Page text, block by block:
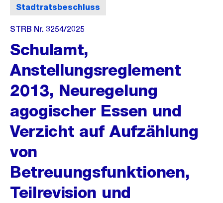
Stadtratsbeschluss
STRB Nr. 3254/2025
Schulamt,
Anstellungsreglement
2013, Neuregelung
agogischer Essen und
Verzicht auf Aufzählung
von
Betreuungsfunktionen,
Teilrevision und